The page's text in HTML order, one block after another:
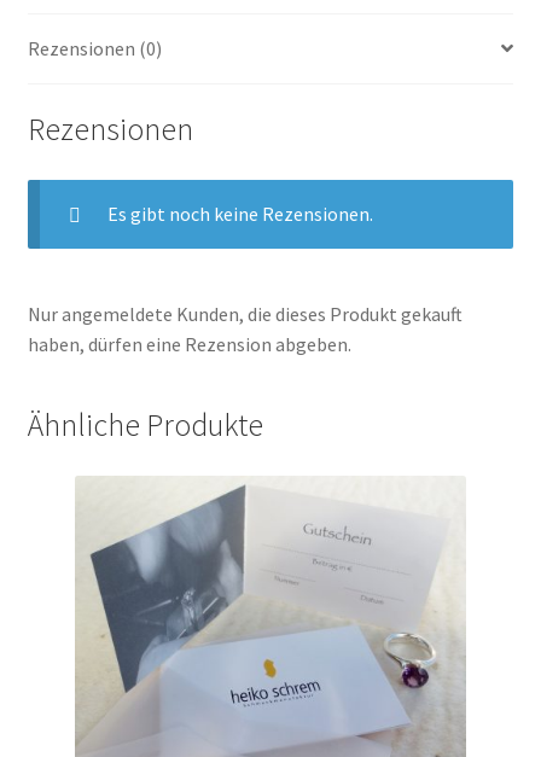
Rezensionen (0)
Rezensionen
Es gibt noch keine Rezensionen.
Nur angemeldete Kunden, die dieses Produkt gekauft
haben, dürfen eine Rezension abgeben.
Ähnliche Produkte